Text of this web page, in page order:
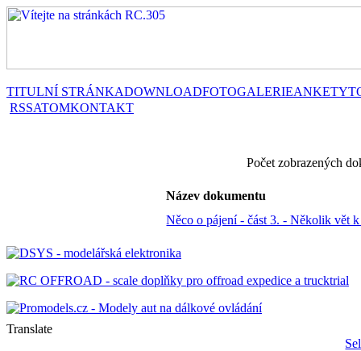
TITULNÍ STRÁNKADOWNLOADFOTOGALERIEANKETY
RSSATOMKONTAKT
Počet zobrazených
Název dokumentu
Něco o pájení - část 3. - Několik vět
Translate